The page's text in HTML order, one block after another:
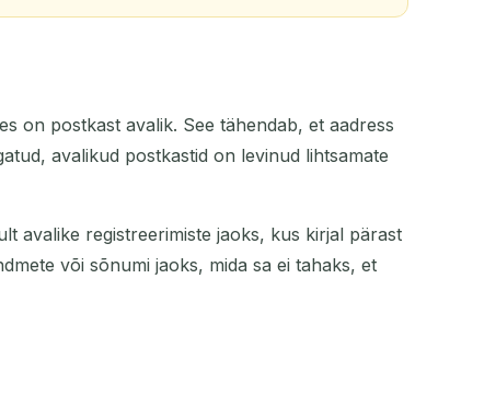
on postkast avalik. See tähendab, et aadress
avalikud postkastid on levinud lihtsamate
avalike registreerimiste jaoks, kus kirjal pärast
või sõnumi jaoks, mida sa ei tahaks, et